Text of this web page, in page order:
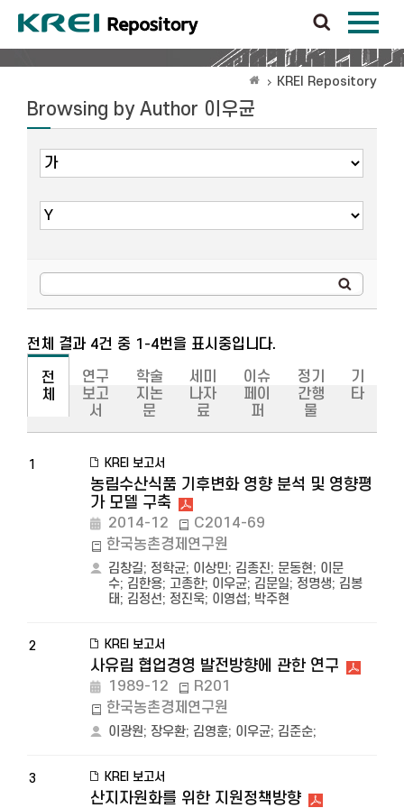
KREI Repository
Browsing by Author 이우균
전체 결과 4건 중 1-4번을 표시중입니다.
전
체
연구
보고
서
학술
지논
문
세미
나자
료
이슈
페이
퍼
정기
간행
물
기
타
1 KREI 보고서
농림수산식품 기후변화 영향 분석 및 영향평
가 모델 구축
2014-12
C2014-69
한국농촌경제연구원
김창길; 정학균; 이상민; 김종진; 문동현; 이문
수; 김한용; 고종한; 이우균; 김문일; 정명생; 김봉
태; 김정선; 정진욱; 이영섭; 박주현
2 KREI 보고서
사유림 협업경영 발전방향에 관한 연구
1989-12
R201
한국농촌경제연구원
이광원; 장우환; 김영훈; 이우균; 김준순;
3 KREI 보고서
산지자원화를 위한 지원정책방향